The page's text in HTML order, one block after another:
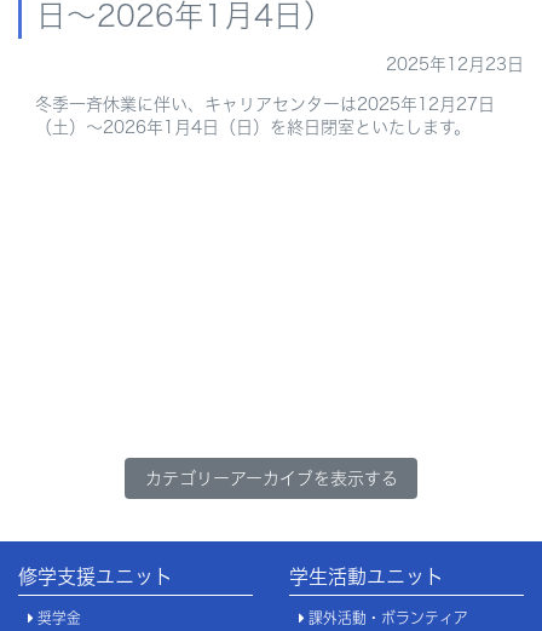
日～2026年1月4日）
2025年12月23日
冬季一斉休業に伴い、キャリアセンターは2025年12月27日
（土）～2026年1月4日（日）を終日閉室といたします。
カテゴリーアーカイブを表示する
修学支援ユニット
奨学金
学生活動ユニット
課外活動・ボランティア